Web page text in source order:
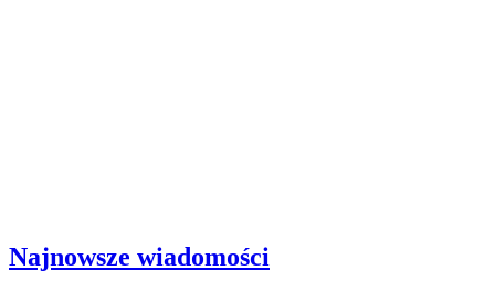
Najnowsze wiadomości